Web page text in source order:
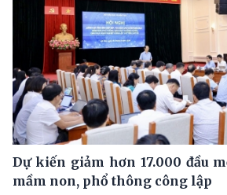
Dự kiến giảm hơn 17.000 đầu
mầm non, phổ thông công lập